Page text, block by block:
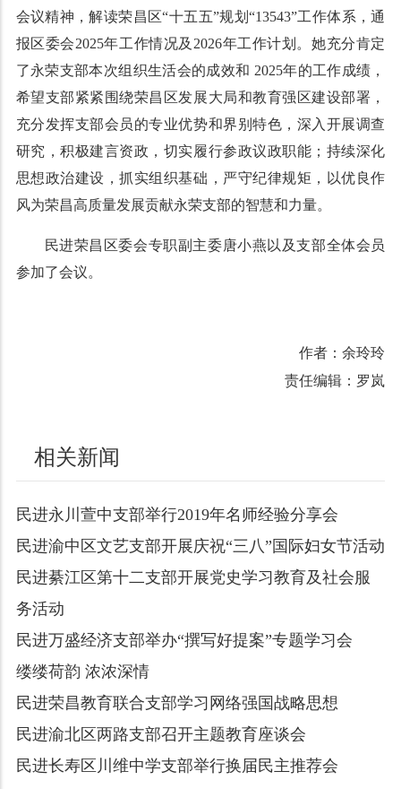
会议精神，解读荣昌区“十五五”规划“13543”工作体系，通
报区委会2025年工作情况及2026年工作计划。她充分肯定
了永荣支部本次组织生活会的成效和 2025年的工作成绩，
希望支部紧紧围绕荣昌区发展大局和教育强区建设部署，
充分发挥支部会员的专业优势和界别特色，深入开展调查
研究，积极建言资政，切实履行参政议政职能；持续深化
思想政治建设，抓实组织基础，严守纪律规矩，以优良作
风为荣昌高质量发展贡献永荣支部的智慧和力量。
民进荣昌区委会专职副主委唐小燕以及支部全体会员
参加了会议。
作者：余玲玲
责任编辑：罗岚
相关新闻
民进永川萱中支部举行2019年名师经验分享会
民进渝中区文艺支部开展庆祝“三八”国际妇女节活动
民进綦江区第十二支部开展党史学习教育及社会服
务活动
民进万盛经济支部举办“撰写好提案”专题学习会
缕缕荷韵 浓浓深情
民进荣昌教育联合支部学习网络强国战略思想
民进渝北区两路支部召开主题教育座谈会
民进长寿区川维中学支部举行换届民主推荐会